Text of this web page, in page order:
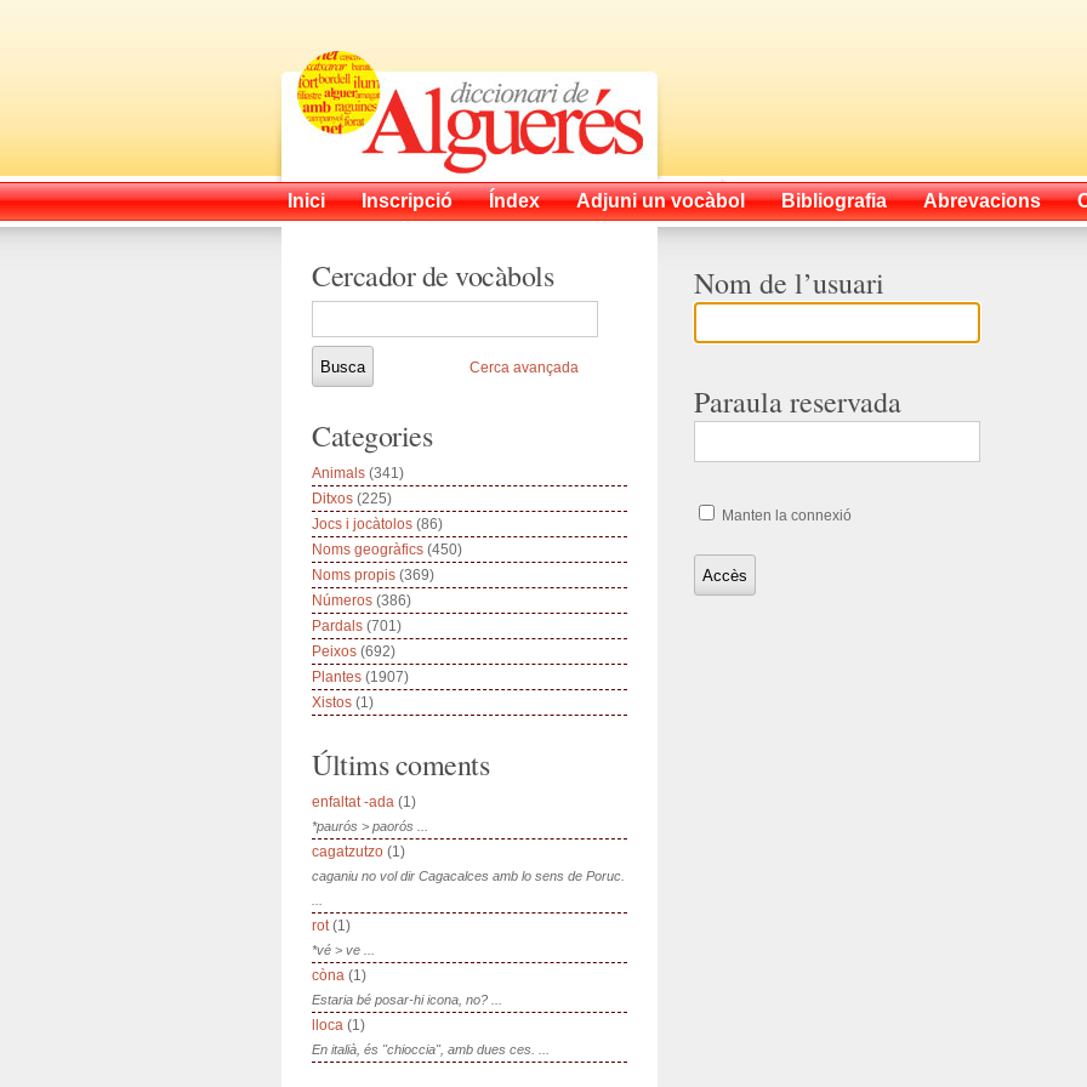
Inici Inscripció Índex Adjuni un vocàbol Bibliografia Abrevacions
Nom de l’usuari
Paraula reservada
Manten la connexió
Cercador de vocàbols
Cerca avançada
Categories
Animals (341)
Ditxos (225)
Jocs i jocàtolos (86)
Noms geogràfics (450)
Noms propis (369)
Números (386)
Pardals (701)
Peixos (692)
Plantes (1907)
Xistos (1)
Últims coments
enfaltat -ada (1)
*paurós > paorós ...
cagatzutzo (1)
caganiu no vol dir Cagacalces amb lo sens de Poruc.
rot(1)
*vé > ve ...
còna (1)
Estaria bé posar-hi icona, no? ...
lloca (1)
En italià, és "chioccia", amb dues ces. ...